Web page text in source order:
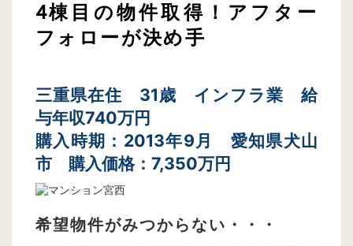
4棟目の物件取得！アフター
フォローが決め手
三重県在住 31歳 インフラ業 給
与年収740万円
購入時期：2013年9月 愛知県犬山
市 購入価格：7,350万円
希望物件がみつからない・・・